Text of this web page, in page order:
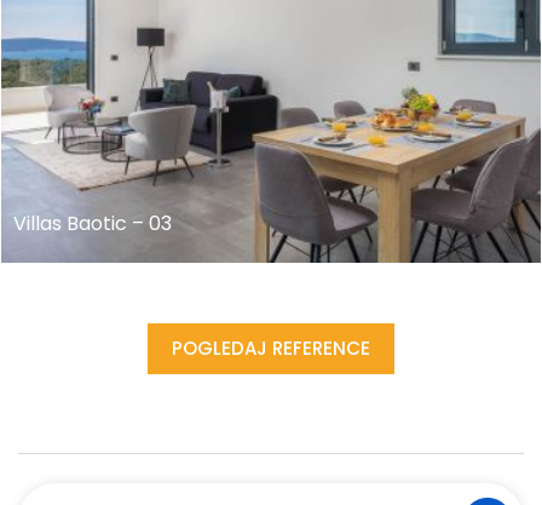
Villas Baotic – 03
POGLEDAJ REFERENCE